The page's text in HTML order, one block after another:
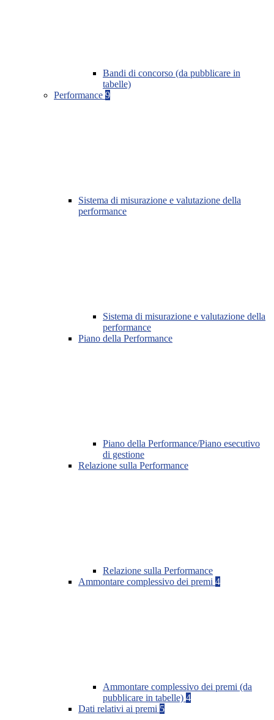
Bandi di concorso (da pubblicare in
tabelle)
Performance 9
Sistema di misurazione e valutazione della
performance
Sistema di misurazione e valutazione della
performance
Piano della Performance
Piano della Performance/Piano esecutivo
di gestione
Relazione sulla Performance
Relazione sulla Performance
Ammontare complessivo dei premi 4
Ammontare complessivo dei premi (da
pubblicare in tabelle) 4
Dati relativi ai premi 5